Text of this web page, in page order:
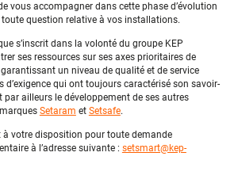
vous accompagner dans cette phase d’évolution
toute question relative à vos installations.
s’inscrit dans la volonté du groupe KEP
ses ressources sur ses axes prioritaires de
un niveau de qualité et de service
qui ont toujours caractérisé son savoir-
par ailleurs le développement de ses autres
Setaram et Setsafe.
à votre disposition pour toute demande
à l’adresse suivante : setsmart@kep-